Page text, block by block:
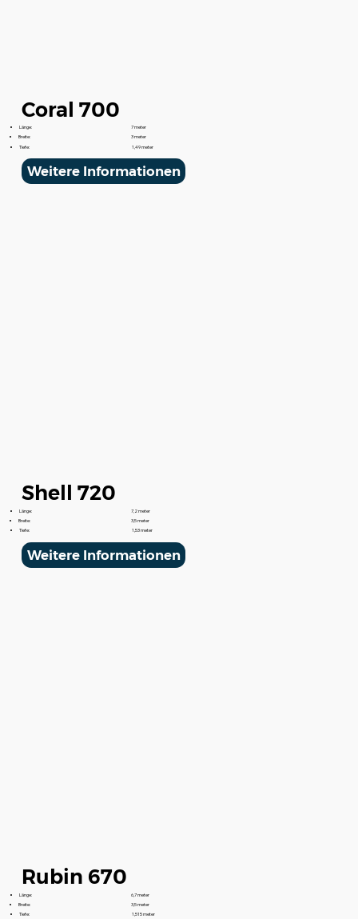
Coral 700
Länge:
7 meter
Breite:
3 meter
Tiefe:
1,49 meter
Weitere Informationen
Shell 720
Länge:
7,2 meter
Breite:
3,5 meter
Tiefe:
1,53 meter
Weitere Informationen
Rubin 670
Länge:
6,7 meter
Breite:
3,5 meter
Tiefe:
1,515 meter